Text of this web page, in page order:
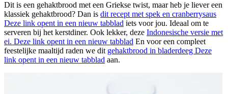
Dit is een gehaktbrood met een Griekse twist, maar heb je liever een
klassiek gehaktbrood? Dan is dit recept met spek en cranberrysaus
Deze link opent in een nieuw tabblad iets voor jou. Ideaal om te
serveren bij het kerstdiner. Ook lekker, deze Indonesische versie met
ei. Deze link opent in een nieuw tabblad En voor een compleet
feestelijke maaltijd raden we dit gehaktbrood in bladerdeeg Deze
link opent in een nieuw tabblad aan.